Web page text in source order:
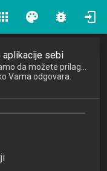
palette bug_report
aplikacije sebi
Vama odgovara.